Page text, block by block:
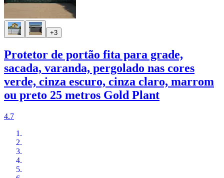
+3
Protetor de portão fita para grade,
sacada, varanda, pergolado nas cores
verde, cinza escuro, cinza claro, marrom
ou preto 25 metros Gold Plant
4.7